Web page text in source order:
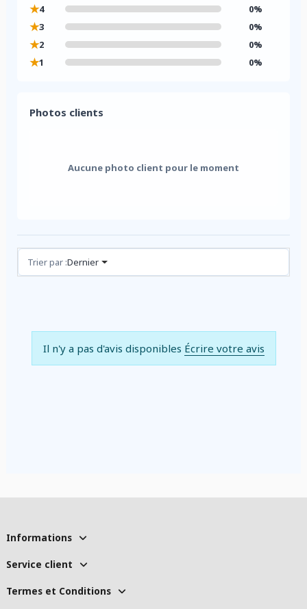
★4 0%
★3 0%
★2 0%
★1 0%
Photos clients
Aucune photo client pour le moment
Avis (0)
Trier par :Dernier
Il n'y a pas d'avis disponibles Écrire votre avis
Informations
Service client
Termes et Conditions